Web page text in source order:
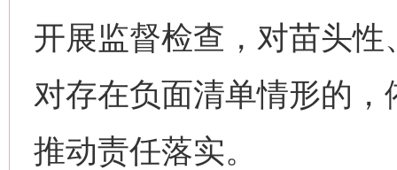
开展监督检查，对苗头
对存在负面清单情形的
推动责任落实。
这是一记警钟！